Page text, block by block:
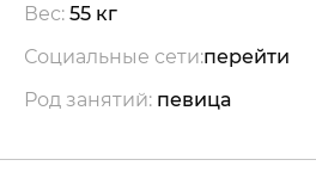
Вес: 55 кг
Социальные сети:перейти
Род занятий: певица